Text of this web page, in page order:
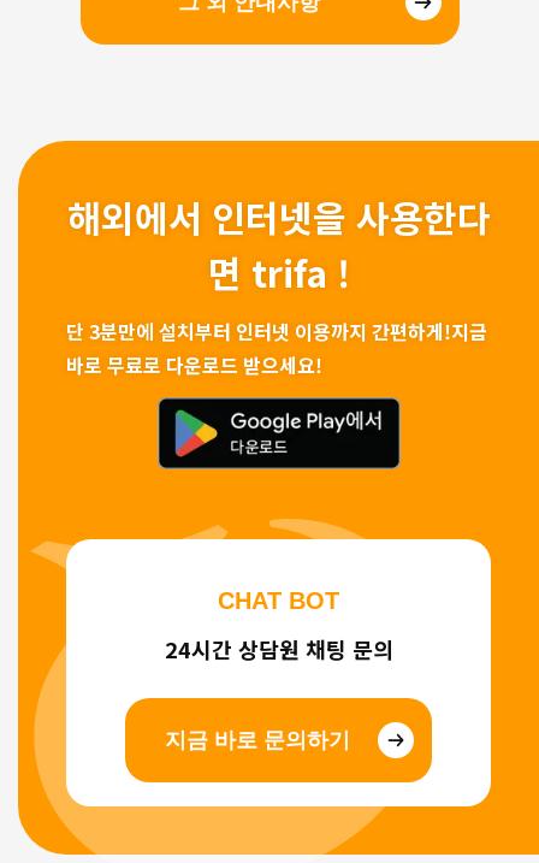
해외에서 인터넷을 사용한다
면 trifa !
단 3분만에 설치부터 인터넷 이용까지 간편하게!지금
바로 무료로 다운로드 받으세요!
CHAT BOT
24시간 상담원 채팅 문의
지금 바로 문의하기